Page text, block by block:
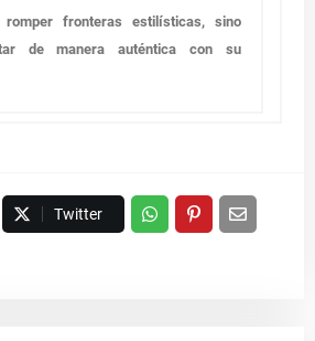
fronteras estilísticas, sino
de manera auténtica con su
Twitter